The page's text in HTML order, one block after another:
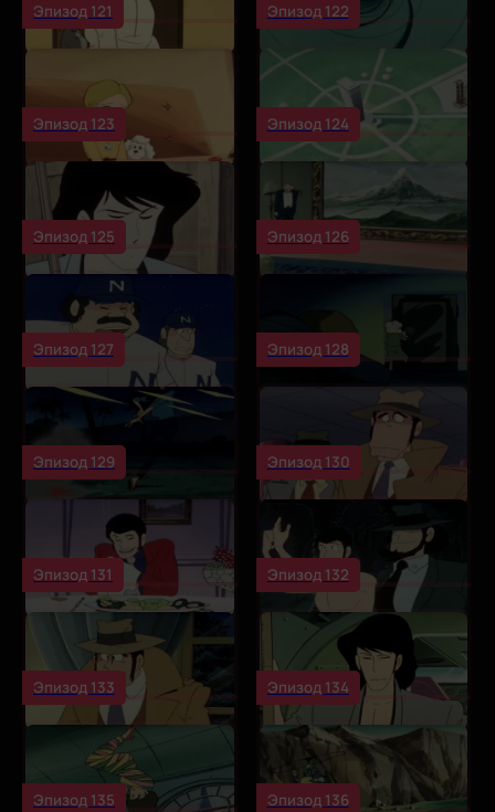
Эпизод 121 Эпизод 122
Эпизод 123 Эпизод 124
Эпизод 125 Эпизод 126
Эпизод 127 Эпизод 128
Эпизод 129 Эпизод 130
Эпизод 131 Эпизод 132
Эпизод 133 Эпизод 134
Эпизод 135 Эпизод 136